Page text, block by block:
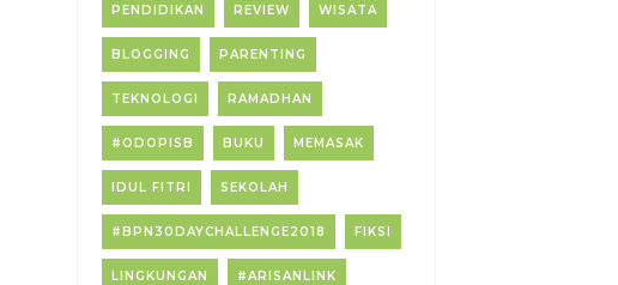
PENDIDIKAN REVIEW WISATA
BLOGGING PARENTING
TEKNOLOGI RAMADHAN
#ODOPISB BUKU MEMASAK
IDUL FITRI SEKOLAH
#BPN30DAYCHALLENGE2018 FIKSI
LINGKUNGAN #ARISANLINK